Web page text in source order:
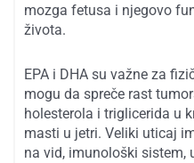
mozga fetusa i njegovo
života.
EPA i DHA su važne za
mogu da spreče rast
holesterola i triglicerida u
masti u jetri. Veliki uticaj
na vid, imunološki sistem,